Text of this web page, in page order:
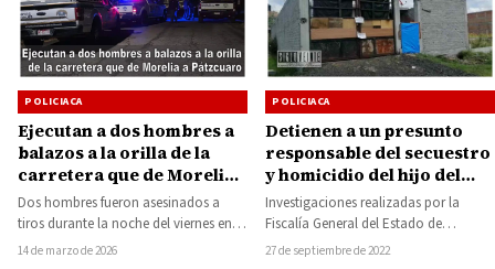
POLICIACA
Ejecutan a dos hombres a
balazos a la orilla de la
carretera que de Morelia a
Pátzcuaro
Dos hombres fueron asesinados a
tiros durante la noche del viernes en
las inmediaciones de la carretera
14 de marzo de 2026
POLICIACA
Detienen a un presunto
responsable del secuestro
y homicidio del hijo del
líder transportista José
Trinidad Martínez
Pasalagua
Investigaciones realizadas por la
Fiscalía General del Estado de
Michoacán (FGE), permitieron la
27 de septiembre de 2022